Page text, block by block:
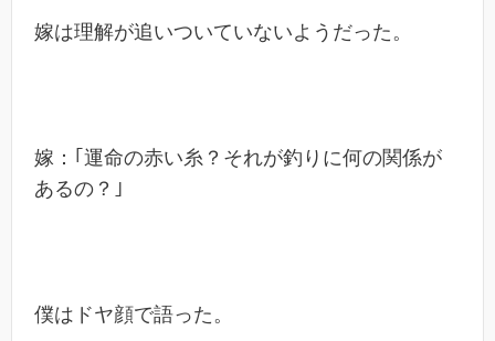
嫁は理解が追いついていないようだった。
嫁：｢運命の赤い糸？それが釣りに何の関係が
あるの？｣
僕はドヤ顔で語った。